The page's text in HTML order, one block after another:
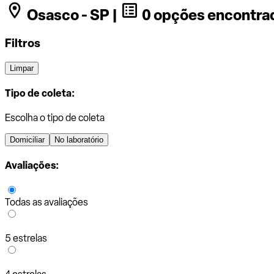
Osasco - SP | 0 opções
Filtros
Limpar
Tipo de coleta:
Escolha o tipo de coleta
Domiciliar No laboratório
Avaliações:
Todas as avaliações
5 estrelas